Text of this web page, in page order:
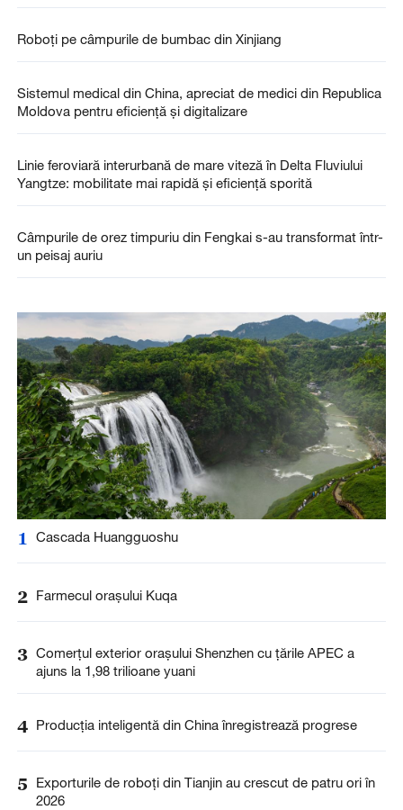
Roboți pe câmpurile de bumbac din Xinjiang
Sistemul medical din China, apreciat de medici din Republica
Moldova pentru eficiență și digitalizare
Linie feroviară interurbană de mare viteză în Delta Fluviului
Yangtze: mobilitate mai rapidă și eficiență sporită
Câmpurile de orez timpuriu din Fengkai s-au transformat într-
un peisaj auriu
1 Cascada Huangguoshu
2 Farmecul orașului Kuqa
3 Comerțul exterior orașului Shenzhen cu țările APEC a
ajuns la 1,98 trilioane yuani
4 Producția inteligentă din China înregistrează progrese
5
Exporturile de roboți din Tianjin au crescut de patru ori în
2026